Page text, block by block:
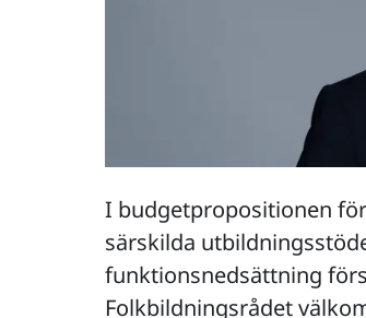
I budgetpropositionen
särskilda
funktionsnedsättning
Folkbildningsrådet